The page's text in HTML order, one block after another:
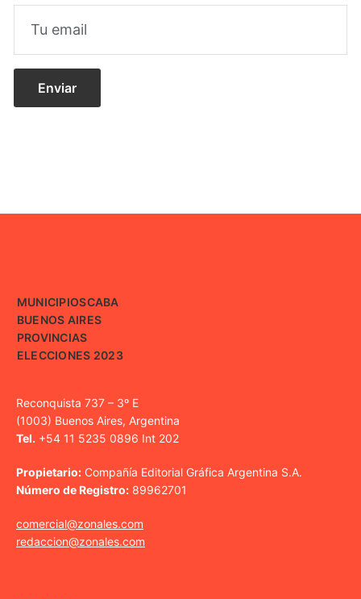
MUNICIPIOSCABA
BUENOS AIRES
PROVINCIAS
ELECCIONES 2023
Reconquista 737 – 3º E
(1003) Buenos Aires, Argentina
Tel. +54 11 5235 0896 Int 202
Propietario: Compañía Editorial Gráfica Argentina S.A.
Número de Registro: 89962701
comercial@zonales.com
redaccion@zonales.com